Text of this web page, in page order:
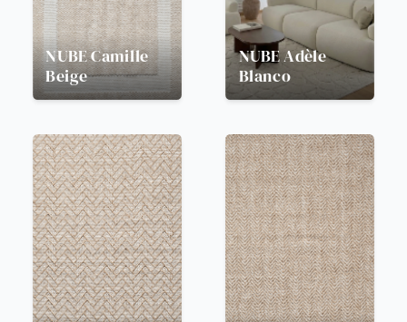
NUBECamille
Beige
NUBEAdèle
Blanco